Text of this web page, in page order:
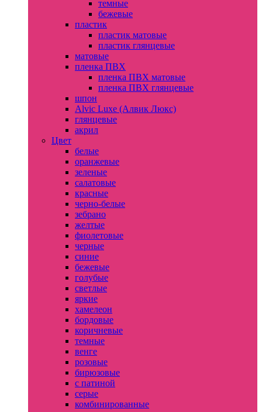
темные
бежевые
пластик
пластик матовые
пластик глянцевые
матовые
пленка ПВХ
пленка ПВХ матовые
пленка ПВХ глянцевые
шпон
Alvic Luxe (Алвик Люкс)
глянцевые
акрил
Цвет
белые
оранжевые
зеленые
салатовые
красные
черно-белые
зебрано
желтые
фиолетовые
черные
синие
бежевые
голубые
светлые
яркие
хамелеон
бордовые
коричневые
темные
венге
розовые
бирюзовые
с патиной
серые
комбинированные